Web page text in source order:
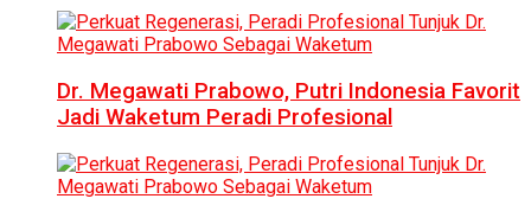
Dr. Megawati Prabowo, Putri Indonesia Favorit
Jadi Waketum Peradi Profesional